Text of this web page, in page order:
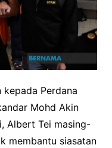
kepada Perdana
Mohd Akin
Albert Tei masing-
membantu siasatan